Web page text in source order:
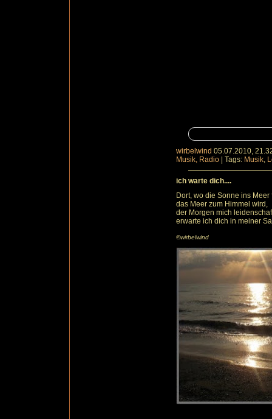
wirbelwind 05.07.2010,
Musik, Radio
Tags: Musik,
ich warte dich....
Dort, wo die Sonne ins Meer
das Meer zum Himmel wird,
der Morgen mich
erwarte ich dich in meiner
©wirbelwind